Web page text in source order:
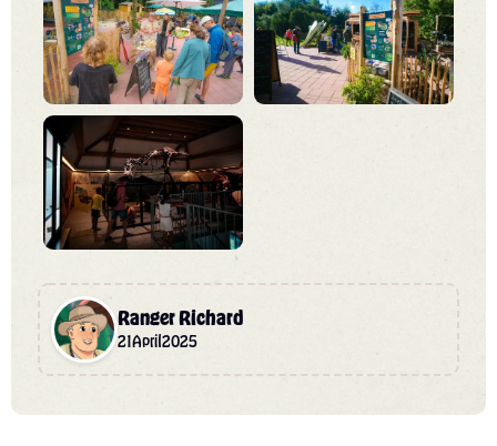
Ranger Richard
21April2025